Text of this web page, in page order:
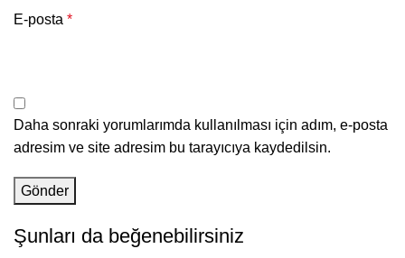
E-posta *
Daha sonraki yorumlarımda kullanılması için adım, e-posta
adresim ve site adresim bu tarayıcıya kaydedilsin.
Şunları da beğenebilirsiniz